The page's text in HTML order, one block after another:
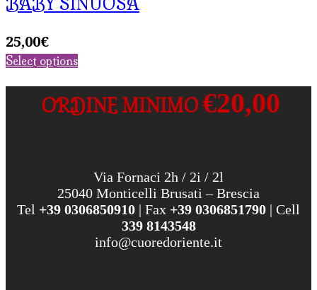
25,00€
Select options
ORDINE MINIMO€20,00
Via Fornaci 2h / 2i / 2l
25040 Monticelli Brusati – Brescia
Tel +39 0306850910 | Fax +39 0306851790 | Cell
339 8143548
info@cuoredoriente.it